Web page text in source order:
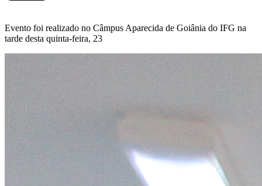
Evento foi realizado no Câmpus Aparecida de Goiânia do IFG na
tarde desta quinta-feira, 23